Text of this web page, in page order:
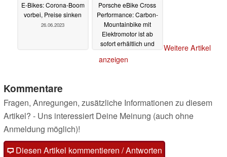
E-Bikes: Corona-Boom
vorbei, Preise sinken
26.06.2023
Porsche eBike Cross
Performance: Carbon-
Mountainbike mit
Elektromotor ist ab
sofort erhältlich und
schalten
Weitere Artikel
anzeigen
Kommentare
Fragen, Anregungen, zusätzliche Informationen zu diesem
Artikel? - Uns interessiert Deine Meinung (auch ohne
Anmeldung möglich)!
Diesen Artikel kommentieren / Antworten